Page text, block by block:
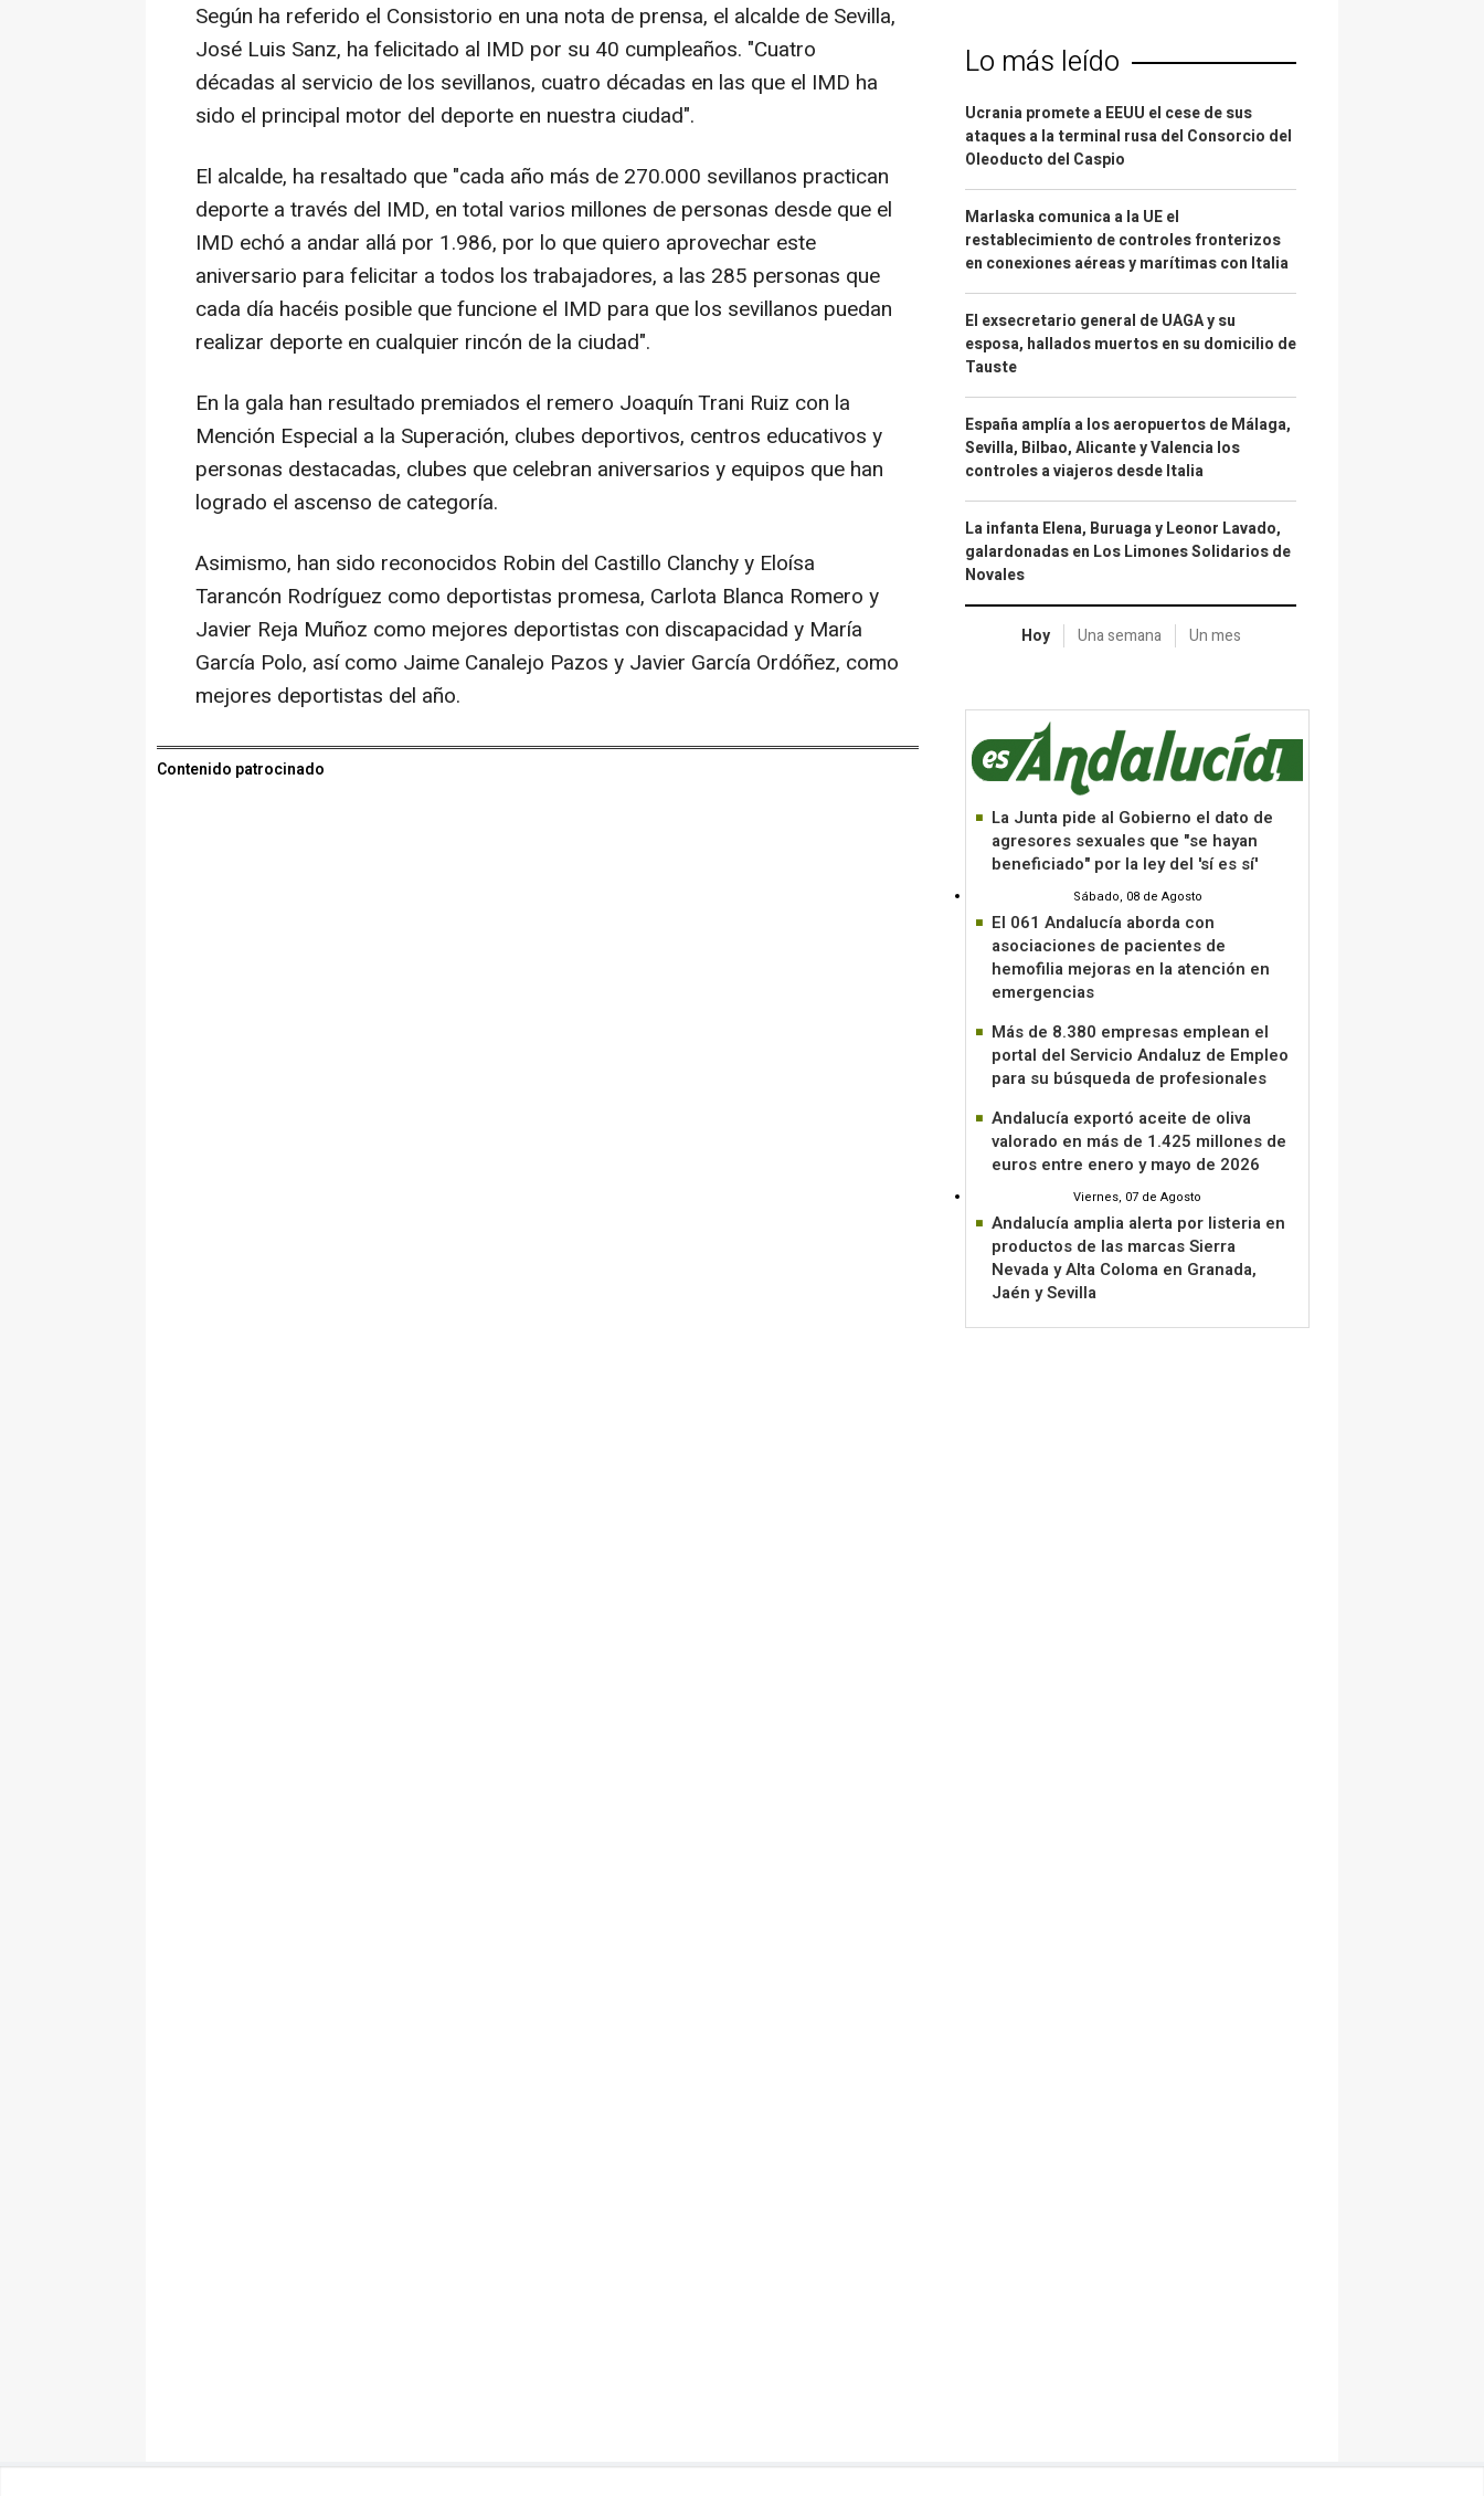
Según ha referido el Consistorio en una nota de prensa, el alcalde de Sevilla,
José Luis Sanz, ha felicitado al IMD por su 40 cumpleaños. "Cuatro
décadas al servicio de los sevillanos, cuatro décadas en las que el IMD ha
sido el principal motor del deporte en nuestra ciudad".
El alcalde, ha resaltado que "cada año más de 270.000 sevillanos practican
deporte a través del IMD, en total varios millones de personas desde que el
IMD echó a andar allá por 1.986, por lo que quiero aprovechar este
aniversario para felicitar a todos los trabajadores, a las 285 personas que
cada día hacéis posible que funcione el IMD para que los sevillanos puedan
realizar deporte en cualquier rincón de la ciudad".
En la gala han resultado premiados el remero Joaquín Trani Ruiz con la
Mención Especial a la Superación, clubes deportivos, centros educativos y
personas destacadas, clubes que celebran aniversarios y equipos que han
logrado el ascenso de categoría.
Asimismo, han sido reconocidos Robin del Castillo Clanchy y Eloísa
Tarancón Rodríguez como deportistas promesa, Carlota Blanca Romero y
Javier Reja Muñoz como mejores deportistas con discapacidad y María
García Polo, así como Jaime Canalejo Pazos y Javier García Ordóñez, como
mejores deportistas del año.
Contenido patrocinado
Lo más leído
Ucrania promete a EEUU el cese de sus
ataques a la terminal rusa del Consorcio del
Oleoducto del Caspio
Marlaska comunica a la UE el
restablecimiento de controles fronterizos
en conexiones aéreas y marítimas con Italia
El exsecretario general de UAGA y su
esposa, hallados muertos en su domicilio de
Tauste
España amplía a los aeropuertos de Málaga,
Sevilla, Bilbao, Alicante y Valencia los
controles a viajeros desde Italia
La infanta Elena, Buruaga y Leonor Lavado,
galardonadas en Los Limones Solidarios de
Novales
Hoy Una semana Un mes
La Junta pide al Gobierno el dato de
agresores sexuales que "se hayan
beneficiado" por la ley del 'sí es sí'
Sábado, 08 de Agosto
El 061 Andalucía aborda con
asociaciones de pacientes de
hemofilia mejoras en la atención en
emergencias
Más de 8.380 empresas emplean el
portal del Servicio Andaluz de Empleo
para su búsqueda de profesionales
Andalucía exportó aceite de oliva
valorado en más de 1.425 millones de
euros entre enero y mayo de 2026
Viernes, 07 de Agosto
Andalucía amplia alerta por listeria en
productos de las marcas Sierra
Nevada y Alta Coloma en Granada,
Jaén y Sevilla